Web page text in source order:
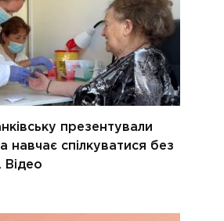
презентували
навчає спілкуватися без
Відео